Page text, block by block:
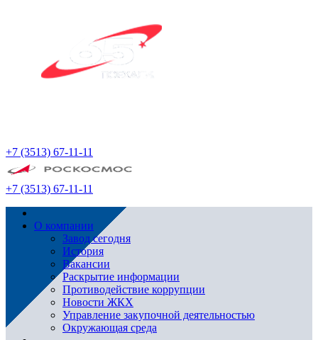
+7 (3513) 67-11-11
+7 (3513) 67-11-11
О компании
Завод сегодня
История
Вакансии
Раскрытие информации
Противодействие коррупции
Новости ЖКХ
Управление закупочной деятельностью
Окружающая среда